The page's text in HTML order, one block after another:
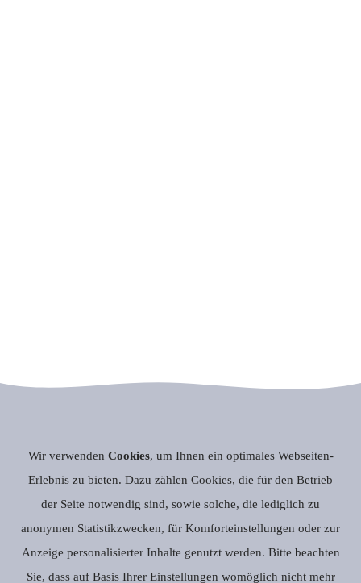
Wir verwenden Cookies, um Ihnen ein optimales Webseiten-
Erlebnis zu bieten. Dazu zählen Cookies, die für den Betrieb
der Seite notwendig sind, sowie solche, die lediglich zu
anonymen Statistikzwecken, für Komforteinstellungen oder zur
Anzeige personalisierter Inhalte genutzt werden. Bitte beachten
Sie, dass auf Basis Ihrer Einstellungen womöglich nicht mehr